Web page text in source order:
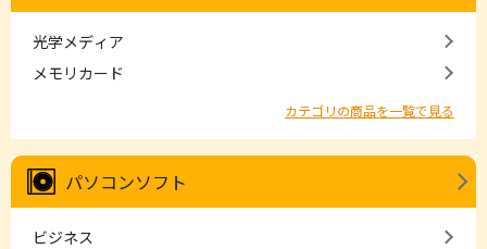
光学メディア
メモリカード
カテゴリの商品を一覧で見る
パソコンソフト
ビジネス